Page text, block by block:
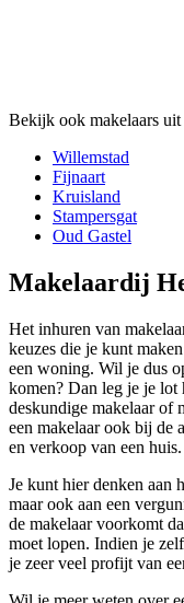
Bekijk ook makelaars uit
Willemstad
Fijnaart
Kruisland
Stampersgat
Oud Gastel
Makelaardij
Het inhuren van
keuzes die je kunt
een woning. Wil je dus
komen? Dan leg je je lot
deskundige makelaar of
een makelaar ook bij de
en verkoop van een huis.
Je kunt hier denken aan
maar ook aan een
de makelaar voorkomt
moet lopen. Indien je
je zeer veel profijt van